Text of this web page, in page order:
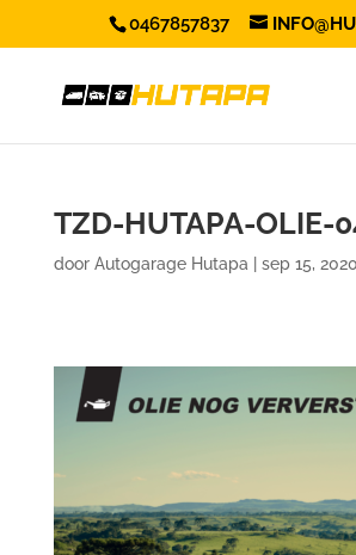
0467857837
TZD-HUTAPA-OLIE-
door Autogarage Hutapa sep 15, 2020